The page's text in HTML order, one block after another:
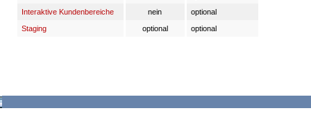
Interaktive Kundenbereiche
nein
optional
Staging
optional optional